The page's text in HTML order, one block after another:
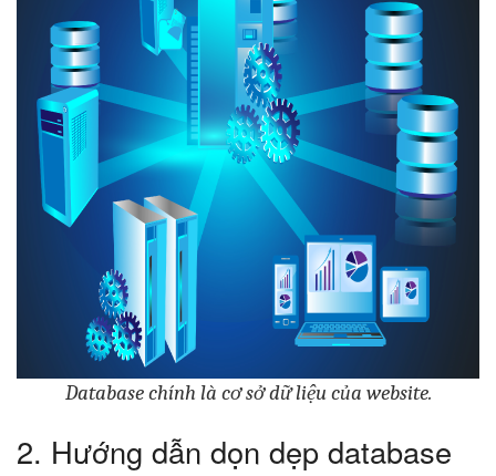
Database chính là cơ sở dữ liệu của website.
2. Hướng dẫn dọn dẹp database